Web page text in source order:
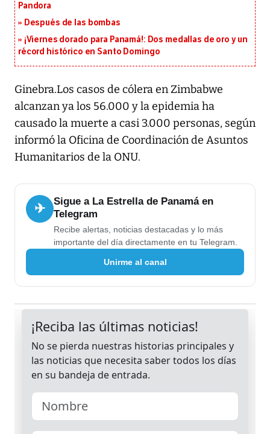
Pandora
Después de las bombas
¡Viernes dorado para Panamá!: Dos medallas de oro y un
récord histórico en Santo Domingo
Ginebra.Los casos de cólera en Zimbabwe
alcanzan ya los 56.000 y la epidemia ha
causado la muerte a casi 3.000 personas, según
informó la Oficina de Coordinación de Asuntos
Humanitarios de la ONU.
✈
Sigue a La Estrella de Panamá en
Telegram
Recibe alertas, noticias destacadas y lo más
importante del día directamente en tu Telegram.
Unirme al canal